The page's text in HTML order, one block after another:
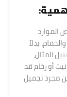
الموارد
بدلاً
المثال،
أو رخام قد
مجرد تجميل